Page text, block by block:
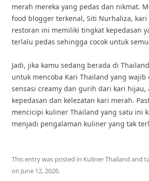
merah mereka yang pedas dan nikmat.
food blogger terkenal, Siti Nurhaliza,
restoran ini memiliki tingkat kepedasan
terlalu pedas sehingga cocok untuk
Jadi, jika kamu sedang berada di
untuk mencoba Kari Thailand yang wajib
sensasi creamy dan gurih dari kari hijau,
kepedasan dan kelezatan kari merah.
mencicipi kuliner Thailand yang satu ini
menjadi pengalaman kuliner yang tak
This entry was posted in Kuliner Thailand and
on June 12, 2026.